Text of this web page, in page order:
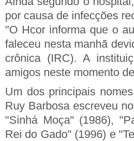
por causa de infecções
"O Hcor informa que o
faleceu nesta manhã
crônica (IRC). A
amigos neste momento
Um dos principais
Ruy Barbosa escreveu
"Sinhá Moça" (1986),
Rei do Gado" (1996) e